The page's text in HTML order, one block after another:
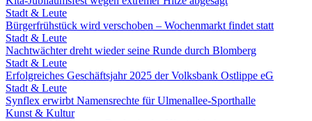
Stadt & Leute
Bürgerfrühstück wird verschoben – Wochenmarkt findet statt
Stadt & Leute
Nachtwächter dreht wieder seine Runde durch Blomberg
Stadt & Leute
Erfolgreiches Geschäftsjahr 2025 der Volksbank Ostlippe eG
Stadt & Leute
Synflex erwirbt Namensrechte für Ulmenallee-Sporthalle
Kunst & Kultur